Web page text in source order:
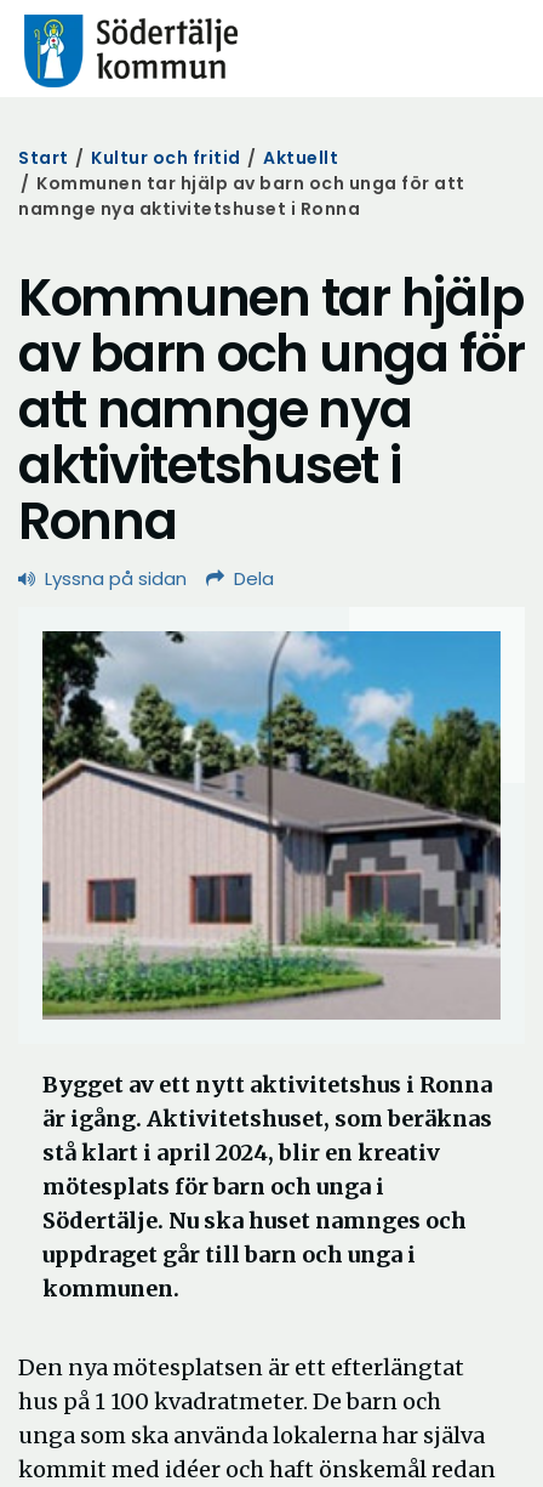
Start / Kultur och fritid / Aktuellt
/ Kommunen tar hjälp av barn och unga för att
namnge nya aktivitetshuset i Ronna
Kommunen tar hjälp
av barn och unga för
att namnge nya
aktivitetshuset i
Ronna
Lyssna på sidan Dela
Bygget av ett nytt aktivitetshus i Ronna
är igång. Aktivitetshuset, som beräknas
stå klart i april 2024, blir en kreativ
mötesplats för barn och unga i
Södertälje. Nu ska huset namnges och
uppdraget går till barn och unga i
kommunen.
Den nya mötesplatsen är ett efterlängtat
hus på 1 100 kvadratmeter. De barn och
unga som ska använda lokalerna har själva
kommit med idéer och haft önskemål redan